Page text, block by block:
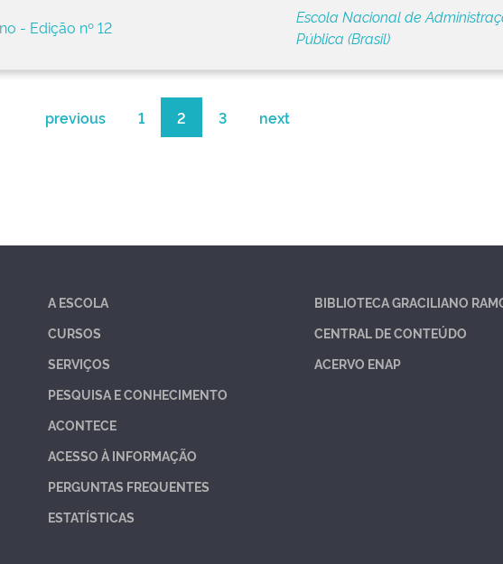
- Edição nº 12
Escola Nacional de
Pública (Brasil)
previous 1 2 3 next
A ESCOLA
CURSOS
SERVIÇOS
PESQUISA E CONHECIMENTO
ACONTECE
ACESSO À INFORMAÇÃO
PERGUNTAS FREQUENTES
ESTATÍSTICAS
BIBLIOTECA GRACILIANO
CENTRAL DE CONTEÚDO
ACERVO ENAP